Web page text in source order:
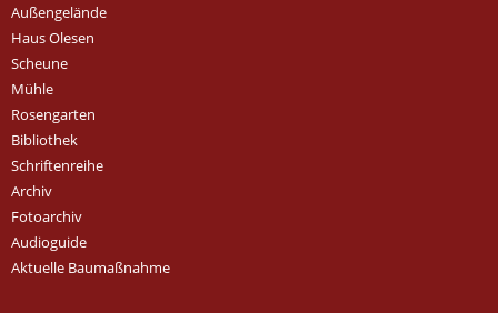
Außengelände
Haus Olesen
Scheune
Mühle
Rosengarten
Bibliothek
Schriftenreihe
Archiv
Fotoarchiv
Audioguide
Aktuelle Baumaßnahme